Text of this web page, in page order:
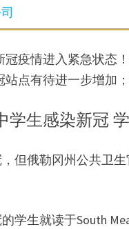
疫情进入紧急状态
点有待进一步增加
学生感染新冠
但俄勒冈州公共卫
学生就读于South